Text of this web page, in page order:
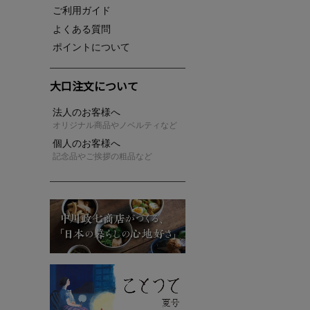
ご利用ガイド
よくある質問
ポイントについて
大口注文について
法人のお客様へ
オリジナル商品やノベルティなど
個人のお客様へ
記念品やご挨拶の粗品など